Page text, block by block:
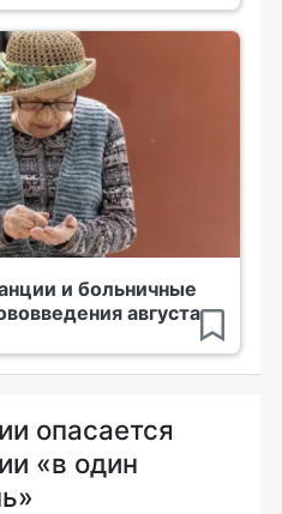
и больничные
августа
опасается
«в один